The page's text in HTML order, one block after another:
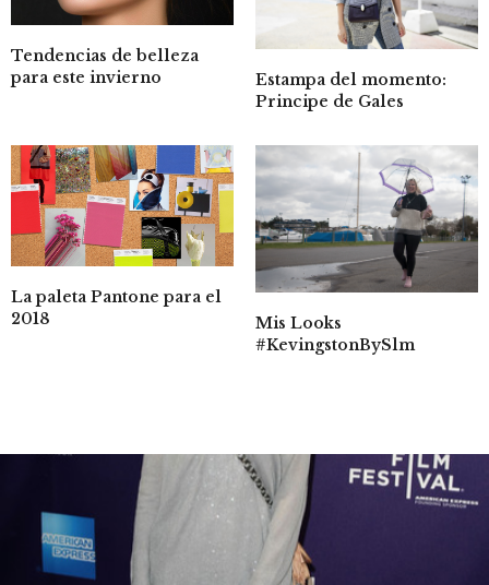
Tendencias de belleza
para este invierno
Estampa del momento:
Principe de Gales
La paleta Pantone para el
2018
Mis Looks
#KevingstonBySlm